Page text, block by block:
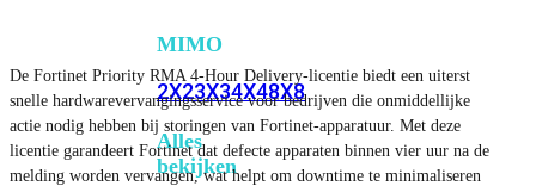
MIMO
2X23X34X48X8
Alles
bekijken
De Fortinet Priority RMA 4-Hour Delivery-licentie biedt een uiterst
snelle hardwarevervangingsservice voor bedrijven die onmiddellijke
actie nodig hebben bij storingen van Fortinet-apparatuur. Met deze
licentie garandeert Fortinet dat defecte apparaten binnen vier uur na de
melding worden vervangen, wat helpt om downtime te minimaliseren